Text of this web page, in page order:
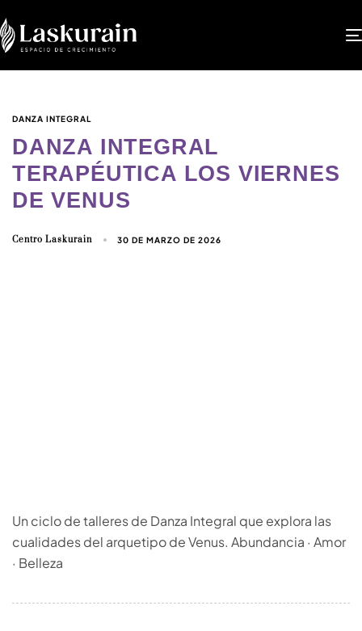
DANZA INTEGRAL
DANZA INTEGRAL
TERAPÉUTICA LOS VIERNES
DE VENUS
Centro Laskurain 30 DE MARZO DE 2026
Un ciclo de talleres de Danza Integral que explora las
cualidades del arquetipo de Venus. Abundancia · Amor
· Belleza